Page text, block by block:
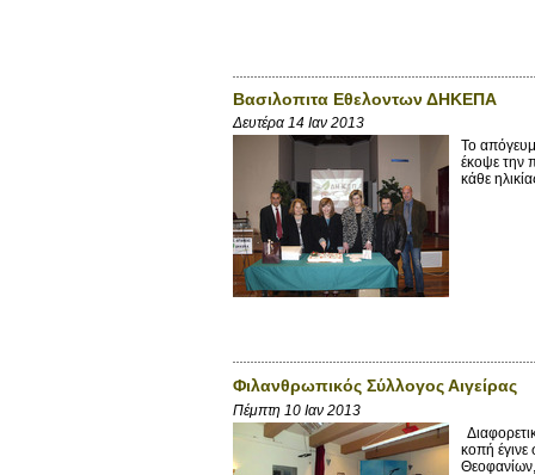
Βασιλοπιτα Εθελοντων ΔΗΚΕΠΑ
Δευτέρα 14 Ιαν 2013
Το
έκοψε την
κάθε
Φιλανθρωπικός Σύλλογος Αιγείρας
Πέμπτη 10 Ιαν 2013
κοπή έγινε
Θεοφανίων,